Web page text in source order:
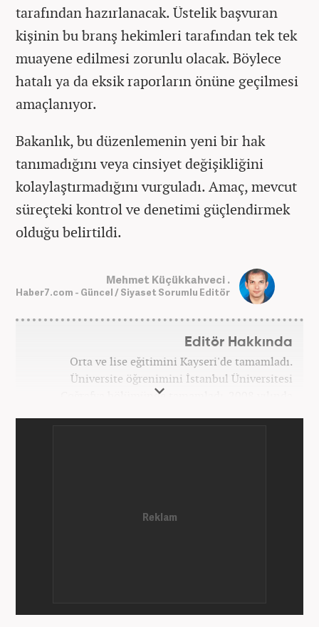
tarafından hazırlanacak. Üstelik başvuran
kişinin bu branş hekimleri tarafından tek tek
muayene edilmesi zorunlu olacak. Böylece
hatalı ya da eksik raporların önüne geçilmesi
amaçlanıyor.
Bakanlık, bu düzenlemenin yeni bir hak
tanımadığını veya cinsiyet değişikliğini
kolaylaştırmadığını vurguladı. Amaç, mevcut
süreçteki kontrol ve denetimi güçlendirmek
olduğu belirtildi.
Mehmet Küçükkahveci .
Haber7.com - Güncel / Siyaset Sorumlu Editör
Editör Hakkında
Orta ve lise eğitimini Kayseri'de tamamladı.
Üniversite öğrenimini İstanbul Üniversitesi
Coğrafya bölümünde tamamladı. 2008 yılında